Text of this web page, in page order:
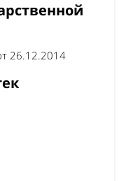
26.12.2014